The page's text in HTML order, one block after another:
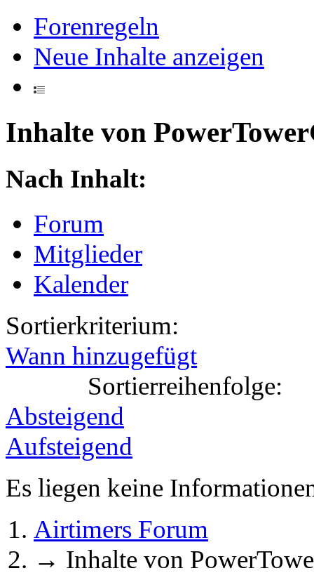
Forenregeln
Neue Inhalte anzeigen
Inhalte von
Nach Inhalt:
Forum
Mitglieder
Kalender
Sortierkriterium:
Wann hinzugefügt
Sortierreihenfolge:
Absteigend
Aufsteigend
Es liegen keine
Airtimers Forum
→ Inhalte von